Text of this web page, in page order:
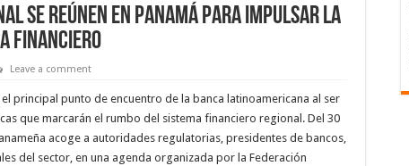
se reúnen en Panamá para impulsar la
financiero
Leave a comment
principal punto de encuentro de la banca latinoamericana al ser
que marcarán el rumbo del sistema financiero regional. Del 30
acoge a autoridades regulatorias, presidentes de bancos,
del sector, en una agenda organizada por la Federación